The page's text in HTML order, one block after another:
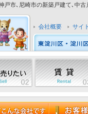
戸市､尼崎市の新築戸建て､中
会社概要 サイ